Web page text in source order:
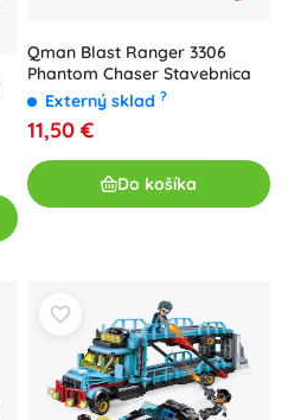
Qman Blast Ranger 3306
Phantom Chaser Stavebnica
Externý sklad ?
11,50 €
Do košíka